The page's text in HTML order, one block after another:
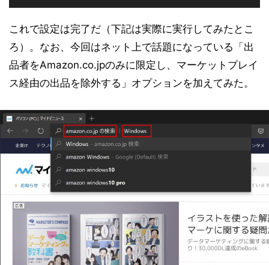
これで設定は完了だ（下記は実際に実行してみたとこ
ろ）。なお、今回はネット上で話題になっている「出
品者をAmazon.co.jpのみに限定し、マーケットプレイ
ス経由の出品を除外する」オプションを加えてみた。